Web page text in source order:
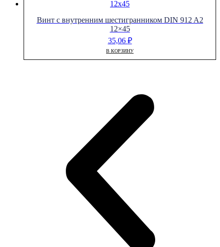
Винт с внутренним шестигранником DIN 912 A2
12×45
35,06 ₽
В КОРЗИНУ